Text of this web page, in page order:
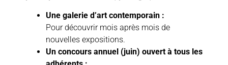
Une galerie d’art contemporain :
Pour découvrir mois après mois de
nouvelles expositions.
Un concours annuel (juin) ouvert à tous les